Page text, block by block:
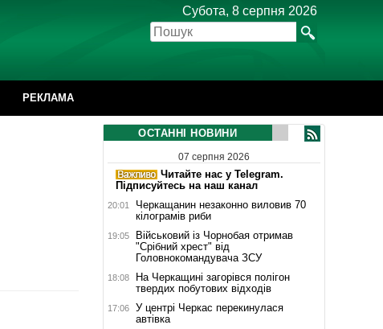
Субота, 8 серпня 2026
РЕКЛАМА
ОСТАННІ НОВИНИ
07 серпня 2026
Читайте нас у Telegram.
Підписуйтесь на наш канал
20:01
Черкащанин незаконно виловив 70
кілограмів риби
19:05
Військовий із Чорнобая отримав
"Срібний хрест" від
Головнокомандувача ЗСУ
18:08
На Черкащині загорівся полігон
твердих побутових відходів
17:06
У центрі Черкас перекинулася
автівка